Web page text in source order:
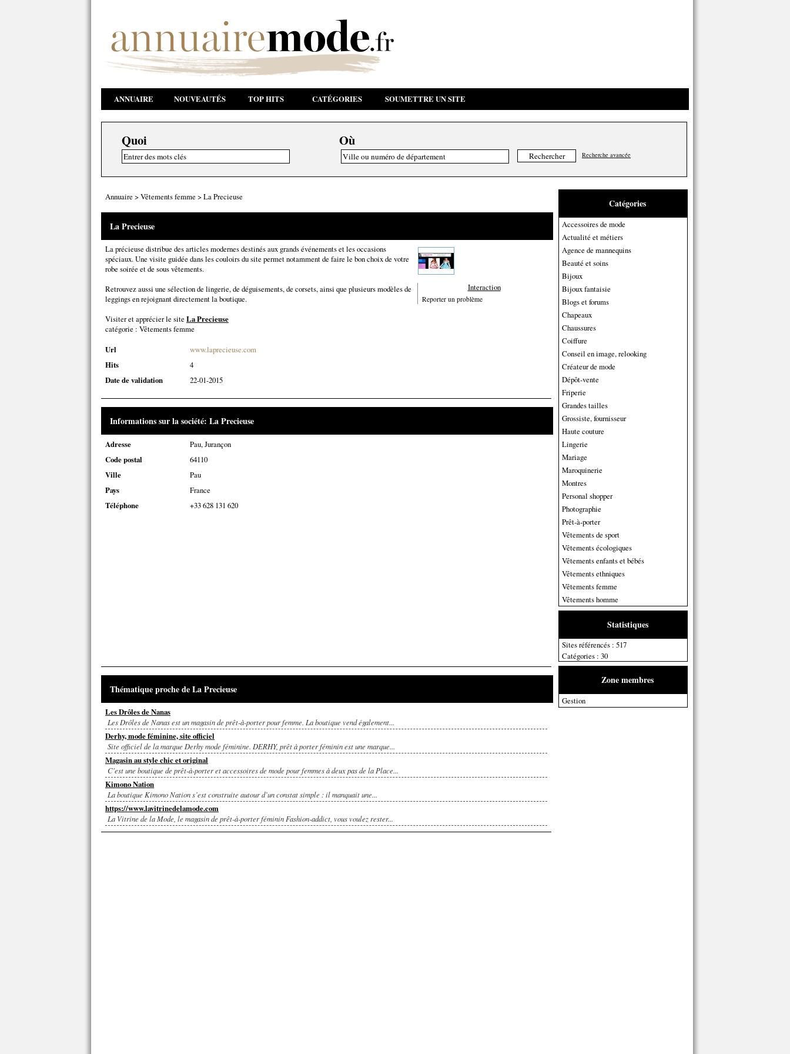
ANNUAIRE NOUVEAUTÉS TOP HITS CATÉGORIES SOUMETTRE UN SITE
Quoi Où
Recherche avancée
Catégories
Accessoires de mode
Actualité et métiers
Agence de mannequins
Beauté et soins
Bijoux
Bijoux fantaisie
Blogs et forums
Chapeaux
Chaussures
Coiffure
Conseil en image, relooking
Créateur de mode
Dépôt-vente
Friperie
Grandes tailles
Grossiste, fournisseur
Haute couture
Lingerie
Mariage
Maroquinerie
Montres
Personal shopper
Photographie
Prêt-à-porter
Vêtements de sport
Vêtements écologiques
Vêtements enfants et bébés
Vêtements ethniques
Vêtements femme
Vêtements homme
Statistiques
Sites référencés : 517
Catégories : 30
Zone membres
Gestion
Annuaire > Vêtements femme > La Precieuse
La Precieuse
La précieuse distribue des articles modernes destinés aux grands événements et les occasions
spéciaux. Une visite guidée dans les couloirs du site permet notamment de faire le bon choix de votre
robe soirée et de sous vêtements.
Retrouvez aussi une sélection de lingerie, de déguisements, de corsets, ainsi que plusieurs modèles de
leggings en rejoignant directement la boutique.
Visiter et apprécier le site La Precieuse
catégorie : Vêtements femme
Url
www.laprecieuse.com
Hits
4
Date de validation
22-01-2015
Interaction
Reporter un problème
Informations sur la société: La Precieuse
Adresse
Pau, Jurançon
Code postal
64110
Ville
Pau
Pays
France
Téléphone
+33 628 131 620
Thématique proche de La Precieuse
Les Drôles de Nanas
Les Drôles de Nanas est un magasin de prêt-à-porter pour femme. La boutique vend également...
Derhy, mode féminine, site officiel
Site officiel de la marque Derhy mode féminine. DERHY, prêt à porter féminin est une marque...
Magasin au style chic et original
C'est une boutique de prêt-à-porter et accessoires de mode pour femmes à deux pas de la Place...
Kimono Nation
La boutique Kimono Nation s’est construite autour d’un constat simple : il manquait une...
https://www.lavitrinedelamode.com
La Vitrine de la Mode, le magasin de prêt-à-porter féminin Fashion-addict, vous voulez rester...